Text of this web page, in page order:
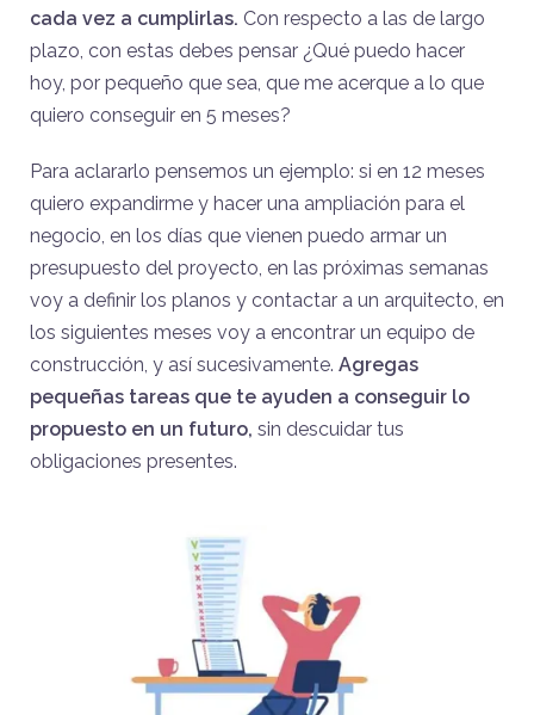
cada vez a cumplirlas. Con respecto a las de largo
plazo, con estas debes pensar ¿Qué puedo hacer
hoy, por pequeño que sea, que me acerque a lo que
quiero conseguir en 5 meses?
Para aclararlo pensemos un ejemplo: si en 12 meses
quiero expandirme y hacer una ampliación para el
negocio, en los días que vienen puedo armar un
presupuesto del proyecto, en las próximas semanas
voy a definir los planos y contactar a un arquitecto, en
los siguientes meses voy a encontrar un equipo de
construcción, y así sucesivamente. Agregas
pequeñas tareas que te ayuden a conseguir lo
propuesto en un futuro, sin descuidar tus
obligaciones presentes.